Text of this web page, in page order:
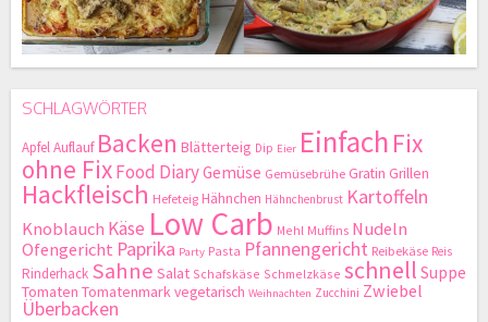
SCHLAGWÖRTER
ApfelAuflauf Backen Blätterteig Dip Eier Einfach Fix
ohne FixFood DiaryGemüse Gemüsebrühe Gratin Grillen
Hackfleisch Hefeteig Hähnchen Hähnchenbrust Kartoffeln
Knoblauch Käse Low Carb Mehl Muffins Nudeln
Ofengericht Paprika Party Pasta Pfannengericht Reibekäse Reis
Rinderhack Sahne Salat Schafskäse Schmelzkäse schnell Suppe
Tomaten Tomatenmarkvegetarisch Weihnachten Zucchini Zwiebel
Überbacken